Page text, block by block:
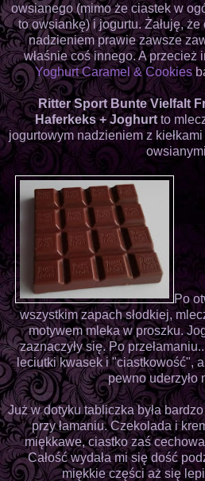
owsianego (mimo że ciastek w
to owsiankę) i jogurtu. Żałuję,
nadzieniem prawie zawsze
właśnie coś innego. A przecież
Yoghurt Caramel & Cookies
Ritter Sport Bunte Vielfalt
Haferkeks + Joghurtto
jogurtowym nadzieniem z
Po
wszystkim zapach słodkiej,
motywem mleka w proszku.
zaznaczyły się. Po
leciutki kwasek i "ciastkowość",
pewno uderzyło
Już w dotyku tabliczka była
przy łamaniu. Czekolada i
miękkawe, ciastko zaś
Całość wydała mi się dość
miękkie części aż się